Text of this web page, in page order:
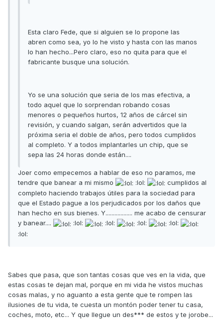
Esta claro Fede, que si alguien se lo propone las
abren como sea, yo lo he visto y hasta con las manos
lo han hecho...Pero claro, eso no quita para que el
fabricante busque una solución.
Yo se una solución que seria de los mas efectiva, a
todo aquel que lo sorprendan robando cosas
menores o pequeños hurtos, 12 años de cárcel sin
revisión, y cuando salgan, serán advertidos que la
próxima seria el doble de años, pero todos cumplidos
al completo. Y a todos implantarles un chip, que se
sepa las 24 horas donde están....
Joer como empecemos a hablar de eso no paramos, me
tendre que banear a mi mismo
:lol:
cumplidos al
completo haciendo trabajos útiles para la sociedad para
que el Estado pague a los perjudicados por los daños que
han hecho en sus bienes. Y.................. me acabo de censurar
y banear....
:lol: :lol: :lol:
:lol:
:lol:
Sabes que pasa, que son tantas cosas que ves en la vida, que
estas cosas te dejan mal, porque en mi vida he vistos muchas
cosas malas, y no aguanto a esta gente que te rompen las
ilusiones de tu vida, te cuesta un montón poder tener tu casa,
coches, moto, etc... Y que llegue un des*** de estos y te jorobe...